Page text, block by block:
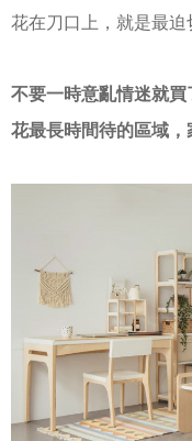
花在刀口上，就是最迫
不要一時意亂情迷就
花最長時間待的區域，